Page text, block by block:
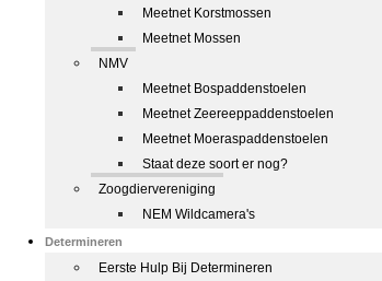
Meetnet Korstmossen
Meetnet Mossen
NMV
Meetnet Bospaddenstoelen
Meetnet Zeereeppaddenstoelen
Meetnet Moeraspaddenstoelen
Staat deze soort er nog?
Zoogdiervereniging
NEM Wildcamera's
Determineren
Eerste Hulp Bij Determineren